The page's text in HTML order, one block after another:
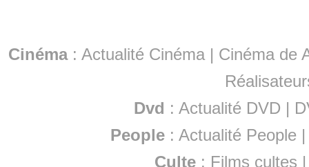
Cinéma: Actualité Cinéma | Cinéma de
Dvd : Actualité DVD |
People :Actualité People
Culte : Films cultes